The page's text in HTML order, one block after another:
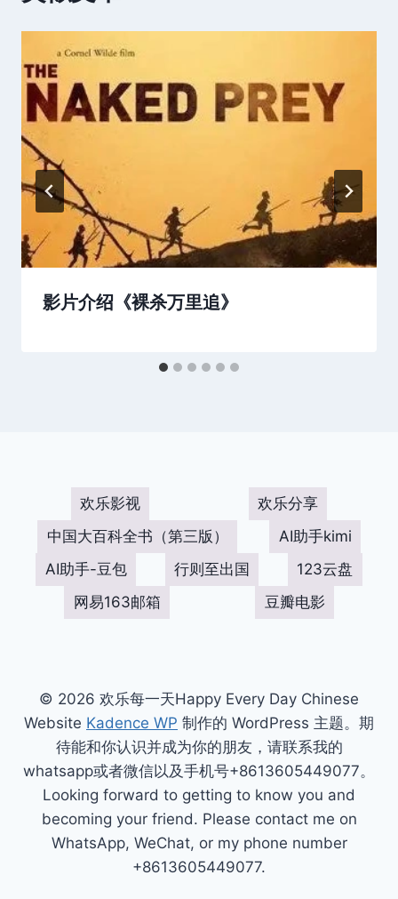
影片介绍《裸杀万里追》
欢乐影视
欢乐分享
中国大百科全书（第三版）
AI助手kimi
AI助手-豆包
行则至出国
123云盘
网易163邮箱
豆瓣电影
© 2026 欢乐每一天Happy Every Day Chinese
Website Kadence WP 制作的 WordPress 主题。期
待能和你认识并成为你的朋友，请联系我的
whatsapp或者微信以及手机号+8613605449077。
Looking forward to getting to know you and
becoming your friend. Please contact me on
WhatsApp, WeChat, or my phone number
+8613605449077.